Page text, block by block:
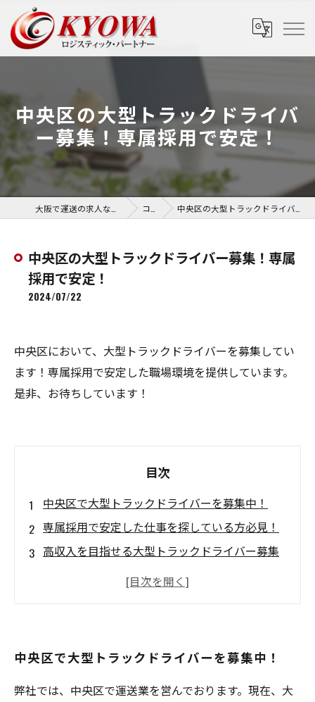
中央区の大型トラックドライバ
ー募集！専属採用で安定！
コラム 中央区の大型トラックドライバー募集！専属採用で安定！
中央区の大型トラックドライバー募集！専属
採用で安定！
2024/07/22
中央区において、大型トラックドライバーを募集してい
ます！専属採用で安定した職場環境を提供しています。
是非、お待ちしています！
目次
中央区で大型トラックドライバーを募集中！
専属採用で安定した仕事を探している方必見！
高収入を目指せる大型トラックドライバー募集
トラックドライバー募集中！
中央区で大型トラックドライバーを募集中！
弊社では、中央区で運送業を営んでおります。現在、大